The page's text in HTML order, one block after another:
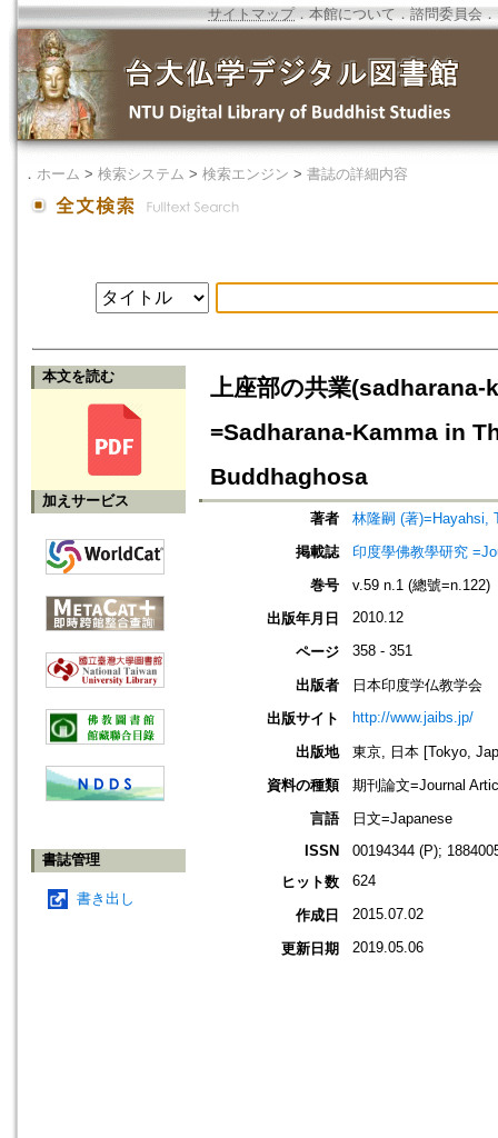
サイトマップ．本館について ． 諮問委員会 ．
． ホーム > 検索システム > 検索エンジン > 書誌の詳細内容
本文を読む
加えサービス
書誌管理
書き出し
上座部の共業
=Sadharana-Kamma in
Buddhaghosa
著者
林隆嗣 (著)=Hayahsi,
掲載誌
印度學佛教學研究
巻号
v.59 n.1 (總號=n.122)
出版年月日
2010.12
ページ 358 - 351
出版者
日本印度学仏教学会
出版サイト
http://www.jaibs.jp/
出版地
東京, 日本 [Tokyo,
資料の種類
期刊論文=Journal
言語
日文=Japanese
ISSN
00194344 (P);
ヒット数
624
作成日 2015.07.02
更新日期 2019.05.06